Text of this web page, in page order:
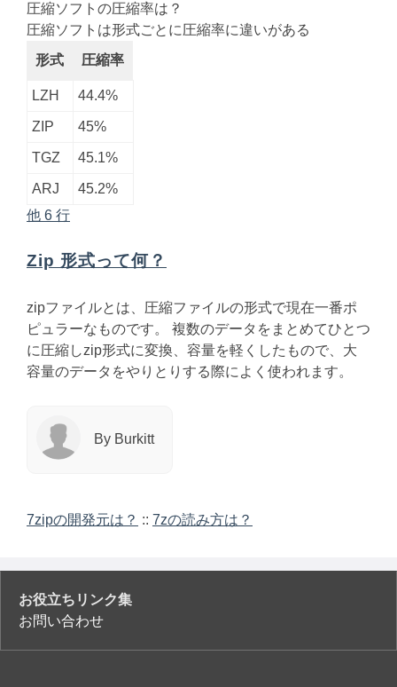
圧縮ソフトの圧縮率は？
圧縮ソフトは形式ごとに圧縮率に違いがある
形式
圧縮率
LZH 44.4%
ZIP 45%
TGZ 45.1%
ARJ
45.2%
他 6 行
Zip 形式って何？
zipファイルとは、圧縮ファイルの形式で現在一番ポ
ピュラーなものです。 複数のデータをまとめてひとつ
に圧縮しzip形式に変換、容量を軽くしたもので、大
容量のデータをやりとりする際によく使われます。
By Burkitt
7zipの開発元は？ :: 7zの読み方は？
お役立ちリンク集
お問い合わせ